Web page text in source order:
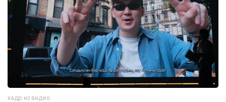
кадр из видео